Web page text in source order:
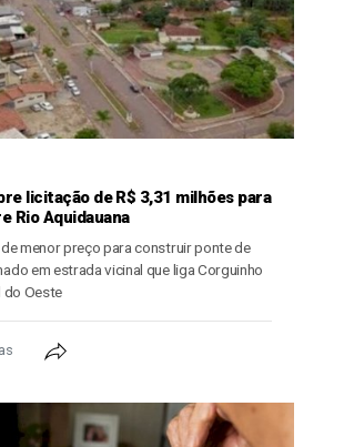
licitação de R$ 3,31 milhões para
Rio Aquidauana
menor preço para construir ponte de
em estrada vicinal que liga Corguinho
do Oeste